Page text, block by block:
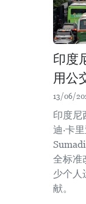
印度
用公
13/06/
印度尼
迪·卡
全标准
少个人
献。